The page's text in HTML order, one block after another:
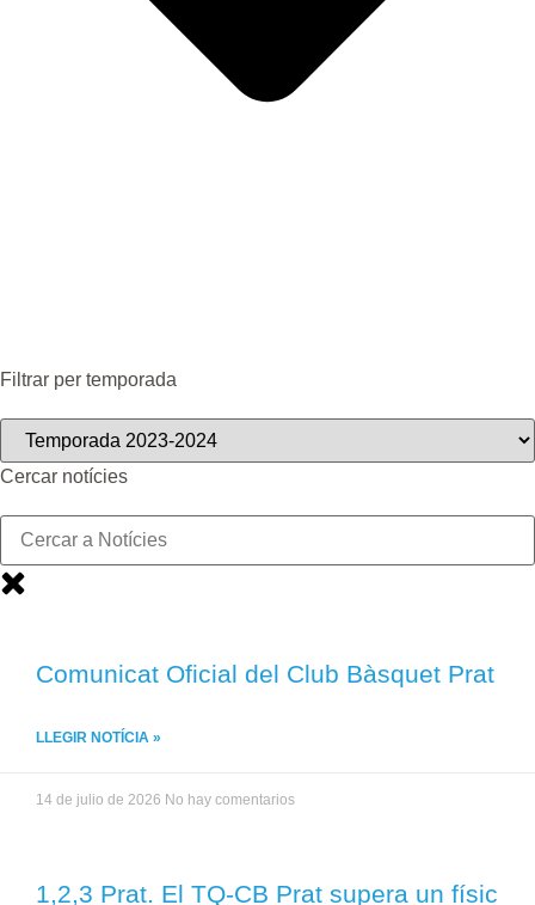
Filtrar per temporada
Cercar notícies
Comunicat Oficial del Club Bàsquet Prat
LLEGIR NOTÍCIA »
14 de julio de 2026 No hay comentarios
1,2,3 Prat. El TQ-CB Prat supera un físic